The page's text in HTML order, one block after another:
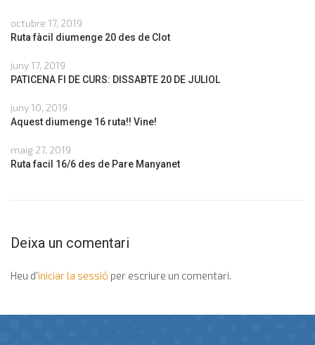
octubre 17, 2019
Ruta fàcil diumenge 20 des de Clot
juny 17, 2019
PATICENA FI DE CURS: DISSABTE 20 DE JULIOL
juny 10, 2019
Aquest diumenge 16 ruta!! Vine!
maig 27, 2019
Ruta facil 16/6 des de Pare Manyanet
Deixa un comentari
Heu d'iniciar la sessió per escriure un comentari.